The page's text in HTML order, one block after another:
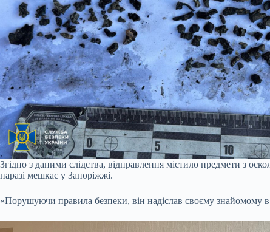
Згідно з даними слідства, відправлення містило предмети з
наразі мешкає у Запоріжжі.
«Порушуючи правила безпеки, він надіслав своєму знайомому